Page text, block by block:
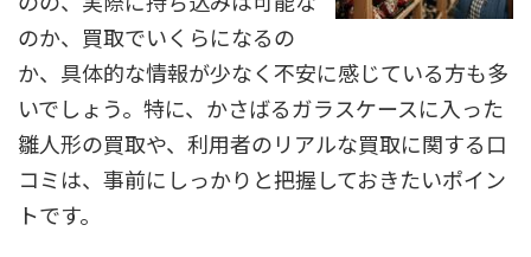
のか、買取でいくらになるの
か、具体的な情報が少なく不安に感じている方も多
いでしょう。特に、かさばるガラスケースに入った
雛人形の買取や、利用者のリアルな買取に関する口
コミは、事前にしっかりと把握しておきたいポイン
トです。